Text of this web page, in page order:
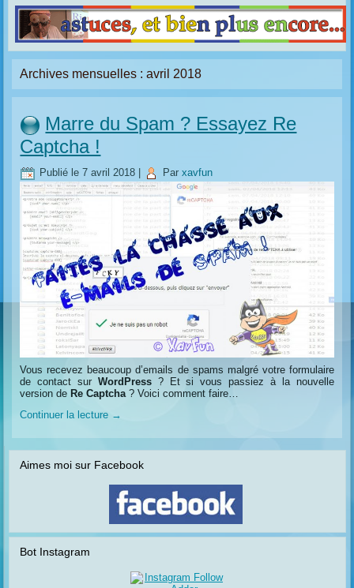
Archives mensuelles :avril 2018
Marre du Spam ? Essayez Re
Captcha !
Publié le 7 avril 2018 Par xavfun
Vous recevez beaucoup d’emails de spams malgré votre formulaire
de contact sur WordPress? Et si vous passiez à la nouvelle
version de Re Captcha ? Voici comment faire…
Continuer la lecture →
Aimes moi sur Facebook
Bot Instagram